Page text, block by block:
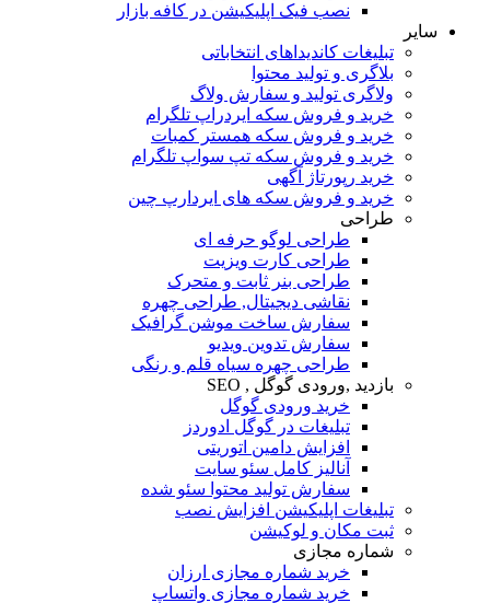
نصب فیک اپلیکیشن در کافه بازار
سایر
تبلیغات کاندیداهای انتخاباتی
بلاگری و تولید محتوا
ولاگری تولید و سفارش ولاگ
خرید و فروش سکه ایردراپ تلگرام
خرید و فروش سکه همستر کمبات
خرید و فروش سکه تپ سواپ تلگرام
خرید رپورتاژ آگهی
خرید و فروش سکه های ایردارپ چین
طراحی
طراحی لوگو حرفه ای
طراحی کارت ویزیت
طراحی بنر ثابت و متحرک
نقاشی دیجیتال, طراحی چهره
سفارش ساخت موشن گرافیک
سفارش تدوین ویدیو
طراحی چهره سیاه قلم و رنگی
بازدید ,ورودی گوگل , SEO
خرید ورودی گوگل
تبلیغات در گوگل ادوردز
افزایش دامین اتوریتی
آنالیز کامل سئو سایت
سفارش تولید محتوا سئو شده
تبلیغات اپلیکیشن افزایش نصب
ثبت مکان و لوکیشن
شماره مجازی
خرید شماره مجازی ارزان
خرید شماره مجازی واتساپ